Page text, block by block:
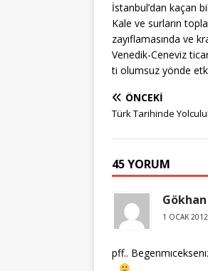
İstanbul’dan kaçan
Kale ve surların
zayıflamasında ve
Venedik-Ceneviz
ti olumsuz yönde
ÖNCEKI
Türk Tarihinde
45 YORUM
Gökhan
1 OCAK
pff..